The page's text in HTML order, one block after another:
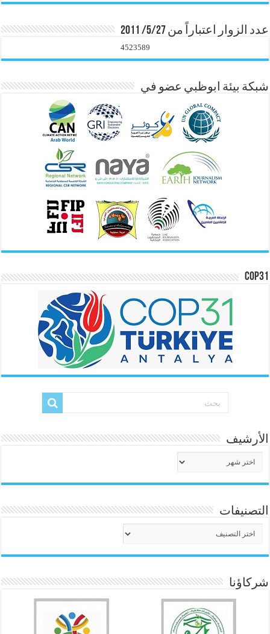
عدد الزوار اعتباراً من 5/27/ 2011
4523589
شبكة بيئة ابوظبي عضو في
COP31
الأرشيف
التصنيفات
شركاؤنا